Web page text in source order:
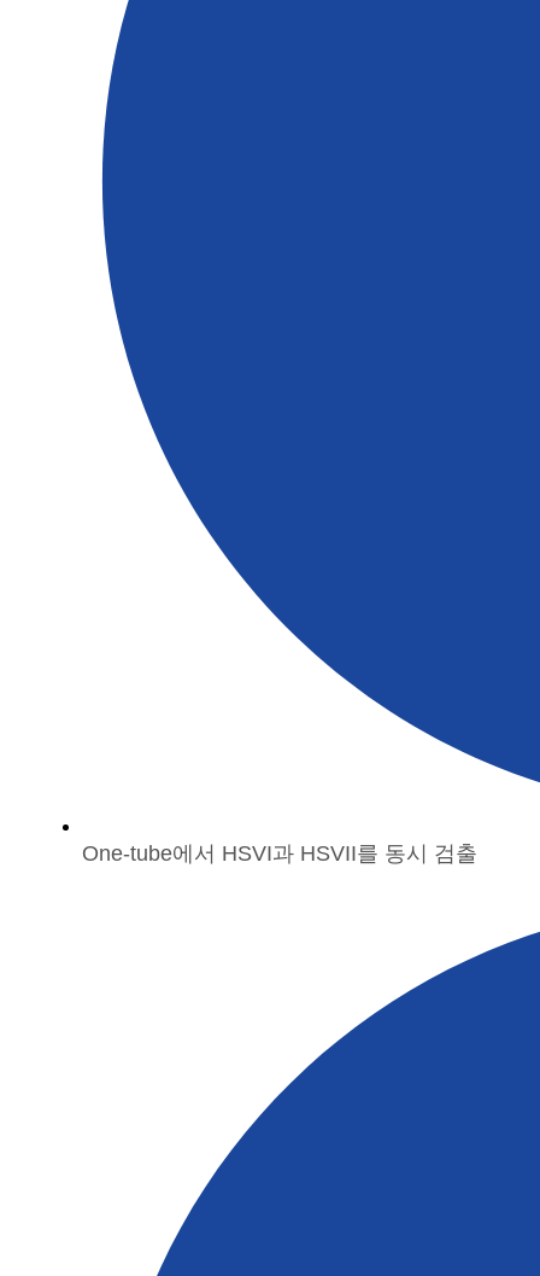
One-tube에서 HSVI과 HSVII를 동시 검출